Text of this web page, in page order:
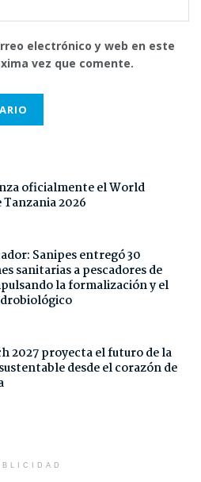
electrónico y web en este
vez que comente.
oficialmente el World
2026
Sanipes entregó 30
sanitarias a pescadores de
la formalización y el
2027 proyecta el futuro de la
desde el corazón de